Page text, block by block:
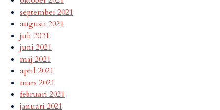
september 2021
augusti 2021
juli 2021
juni 2021
maj 2021
april 2021
mars 2021
februari 2021
januari 2021